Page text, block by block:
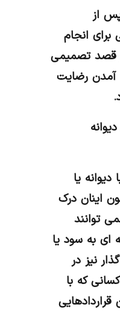
از
انجام
قصد تصمیمی
آمدن رضایت
.
یا
اینان درک
توانند
به سود یا
نیز در
که با